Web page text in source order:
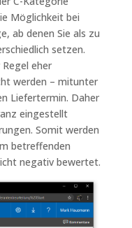
Möglichkeit bei
ab denen Sie als zu
setzen.
eher
werden – mitunter
Liefertermin. Daher
eingestellt
Somit werden
betreffenden
negativ bewertet.